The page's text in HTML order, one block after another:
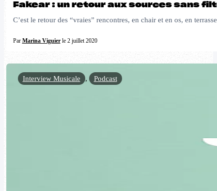
Fakear : un retour aux sources sans
C’est le retour des “vraies” rencontres, en chair et en os, en
Par Marina Viguierle 2 juillet 2020
Interview Musicale , Podcast